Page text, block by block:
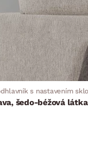
s nastavením
šedo-béžová látka